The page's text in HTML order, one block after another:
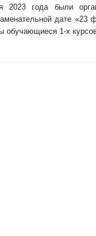
года были
дате
обучающиеся 1-х